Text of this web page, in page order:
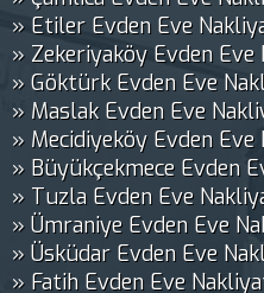
» Etiler Evden Eve
» Zekeriyaköy Evden
» Göktürk Evden Eve
» Maslak Evden Eve
» Mecidiyeköy Evden
» Büyükçekmece Evden
» Tuzla Evden Eve
» Ümraniye Evden Eve
» Üsküdar Evden Eve
» Fatih Evden Eve